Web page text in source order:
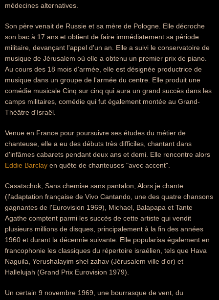
médecines alternatives.
Son père venait de Russie et sa mère de Pologne. Elle décroche
son bac à 17 ans et obtient de faire immédiatement sa période
militaire, devançant l'appel d'un an. Elle a suivi le conservatoire de
musique de Jérusalem où elle a obtenu un premier prix de piano.
Au cours des 18 mois d'armée, elle est désignée productrice de
musique dans un groupe de l'armée du centre. Elle produit une
comédie musicale Cinq sur cinq qui aura un grand succès dans les
camps militaires, comédie qui fut également montée au Grand-
Théâtre d'Israël.
Venue en France pour poursuivre ses études du métier de
chanteuse, elle a eu des débuts très difficiles, chantant dans
d'infâmes cabarets pendant deux ans et demi. Elle rencontre alors
Eddie Barclay en quête de chanteuses "avec accent".
Casatschok, Sans chemise sans pantalon, Alors je chante
(l'adaptation française de Vivo Cantando, une des quatre chansons
gagnantes de l'Eurovision 1969), Michael, Balapapa et Tante
Agathe comptent parmi les succès de cette artiste qui vendit
plusieurs millions de disques, principalement à la fin des années
1960 et durant la décennie suivante. Elle popularisa également en
francophonie les classiques du répertoire israélien, tels que Hava
Naguila, Yerushalayim shel zahav (Jérusalem ville d'or) et
Hallelujah (Grand Prix Eurovision 1979).
Un certain 9 novembre 1969, une bourrasque de vent, du